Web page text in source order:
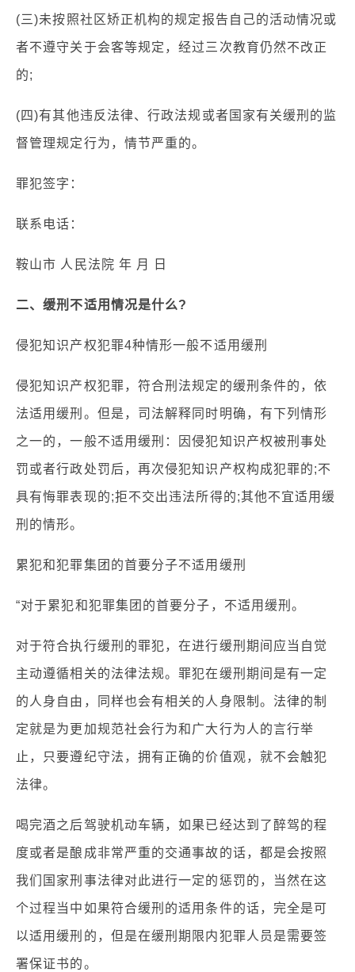
(三)未按照社区矫正机构的规定报告自己的活动情况或
者不遵守关于会客等规定，经过三次教育仍然不改正
的;
(四)有其他违反法律、行政法规或者国家有关缓刑的监
督管理规定行为，情节严重的。
罪犯签字：
联系电话：
鞍山市 人民法院 年 月 日
二、缓刑不适用情况是什么?
侵犯知识产权犯罪4种情形一般不适用缓刑
侵犯知识产权犯罪，符合刑法规定的缓刑条件的，依
法适用缓刑。但是，司法解释同时明确，有下列情形
之一的，一般不适用缓刑：因侵犯知识产权被刑事处
罚或者行政处罚后，再次侵犯知识产权构成犯罪的;不
具有悔罪表现的;拒不交出违法所得的;其他不宜适用缓
刑的情形。
累犯和犯罪集团的首要分子不适用缓刑
“对于累犯和犯罪集团的首要分子，不适用缓刑。
对于符合执行缓刑的罪犯，在进行缓刑期间应当自觉
主动遵循相关的法律法规。罪犯在缓刑期间是有一定
的人身自由，同样也会有相关的人身限制。法律的制
定就是为更加规范社会行为和广大行为人的言行举
止，只要遵纪守法，拥有正确的价值观，就不会触犯
法律。
喝完酒之后驾驶机动车辆，如果已经达到了醉驾的程
度或者是酿成非常严重的交通事故的话，都是会按照
我们国家刑事法律对此进行一定的惩罚的，当然在这
个过程当中如果符合缓刑的适用条件的话，完全是可
以适用缓刑的，但是在缓刑期限内犯罪人员是需要签
署保证书的。